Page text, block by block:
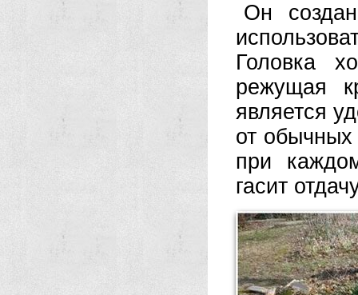
Он
Головка
режущая
является
от
при
гасит